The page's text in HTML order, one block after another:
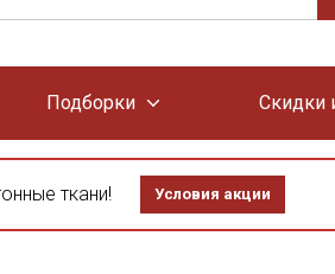
Подборки Скидки
ткани! Условия акции